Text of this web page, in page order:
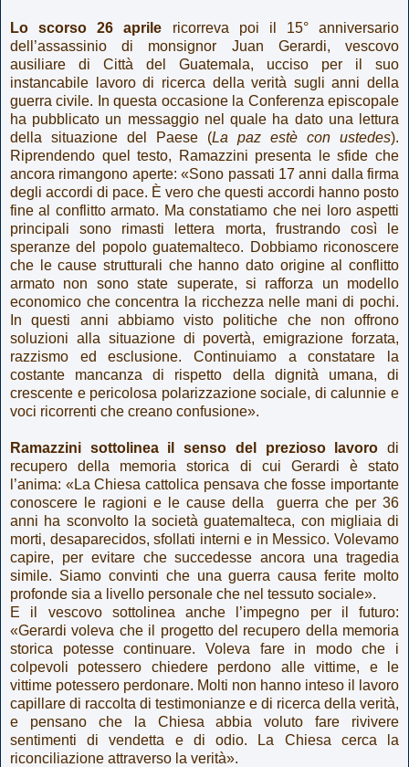
Lo scorso 26 aprile ricorreva poi il 15° anniversario
dell’assassinio di monsignor Juan Gerardi, vescovo
ausiliare di Città del Guatemala, ucciso per il suo
instancabile lavoro di ricerca della verità sugli anni della
guerra civile. In questa occasione la Conferenza episcopale
ha pubblicato un messaggio nel quale ha dato una lettura
della situazione del Paese (La paz estè con ustedes).
Riprendendo quel testo, Ramazzini presenta le sfide che
ancora rimangono aperte: «Sono passati 17 anni dalla firma
degli accordi di pace. È vero che questi accordi hanno posto
fine al conflitto armato. Ma constatiamo che nei loro aspetti
principali sono rimasti lettera morta, frustrando così le
speranze del popolo guatemalteco. Dobbiamo riconoscere
che le cause strutturali che hanno dato origine al conflitto
armato non sono state superate, si rafforza un modello
economico che concentra la ricchezza nelle mani di pochi.
In questi anni abbiamo visto politiche che non offrono
soluzioni alla situazione di povertà, emigrazione forzata,
razzismo ed esclusione. Continuiamo a constatare la
costante mancanza di rispetto della dignità umana, di
crescente e pericolosa polarizzazione sociale, di calunnie e
voci ricorrenti che creano confusione».
Ramazzini sottolinea il senso del prezioso lavoro di
recupero della memoria storica di cui Gerardi è stato
l’anima: «La Chiesa cattolica pensava che fosse importante
conoscere le ragioni e le cause della guerra che per 36
anni ha sconvolto la società guatemalteca, con migliaia di
morti, desaparecidos, sfollati interni e in Messico. Volevamo
capire, per evitare che succedesse ancora una tragedia
simile. Siamo convinti che una guerra causa ferite molto
profonde sia a livello personale che nel tessuto sociale».
E il vescovo sottolinea anche l’impegno per il futuro:
«Gerardi voleva che il progetto del recupero della memoria
storica potesse continuare. Voleva fare in modo che i
colpevoli potessero chiedere perdono alle vittime, e le
vittime potessero perdonare. Molti non hanno inteso il lavoro
capillare di raccolta di testimonianze e di ricerca della verità,
e pensano che la Chiesa abbia voluto fare rivivere
sentimenti di vendetta e di odio. La Chiesa cerca la
riconciliazione attraverso la verità».